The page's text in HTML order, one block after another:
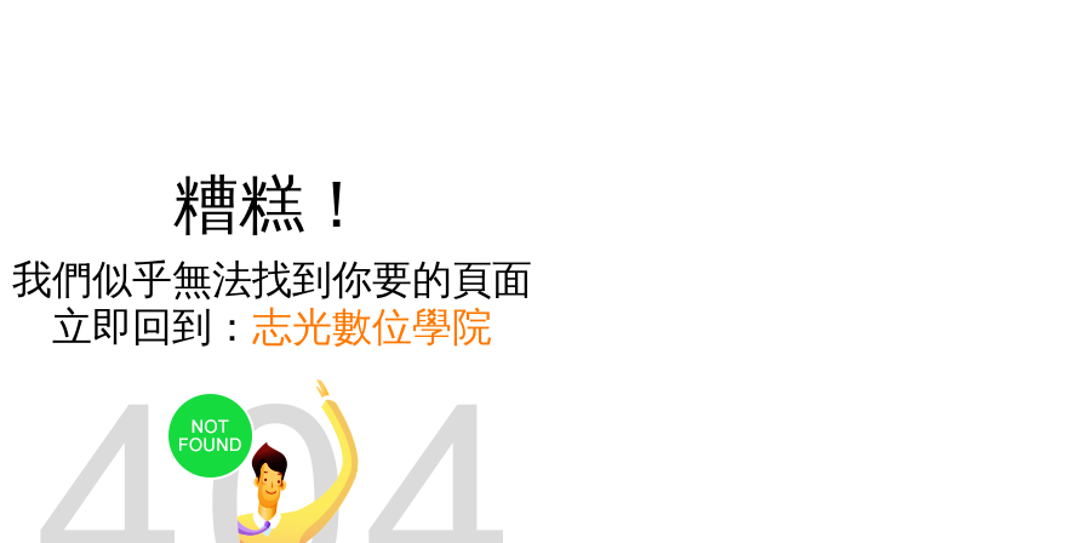
糟糕！
我們似乎無法找到你要的頁面
立即回到： 志光數位學院